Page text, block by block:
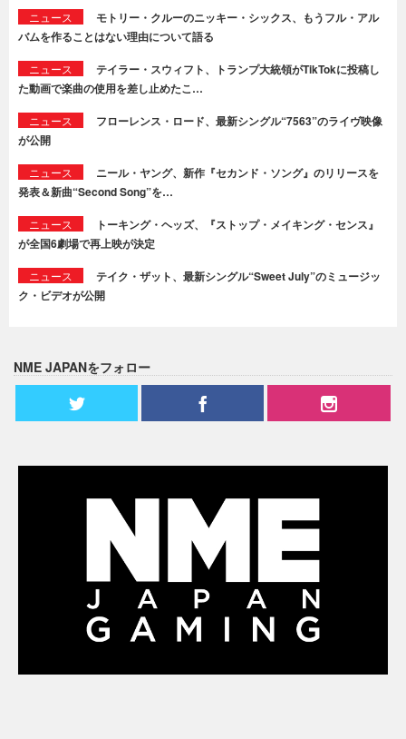
ニュース
モトリー・クルーのニッキー・シックス、もうフル・アル
バムを作ることはない理由について語る
ニュース
テイラー・スウィフト、トランプ大統領がTikTokに投稿し
た動画で楽曲の使用を差し止めたこ…
ニュース
フローレンス・ロード、最新シングル“7563”のライヴ映像
が公開
ニュース
ニール・ヤング、新作『セカンド・ソング』のリリースを
発表＆新曲“Second Song”を…
ニュース
トーキング・ヘッズ、『ストップ・メイキング・センス』
が全国6劇場で再上映が決定
ニュース
テイク・ザット、最新シングル“Sweet July”のミュージッ
ク・ビデオが公開
NME JAPANをフォロー